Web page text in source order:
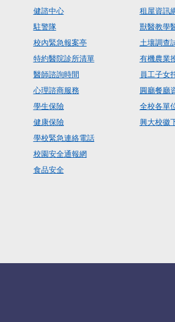
健諮中心
駐警隊
校內緊急報案亭
特約醫院診所清單
醫師諮詢時間
心理諮商服務
學生保險
健康保險
學校緊急連絡電話
校園安全通報網
食品安全
租屋資訊
獸醫教學
土壤調查
有機農業
員工子女
圓廳餐廳
全校各單
興大校徽